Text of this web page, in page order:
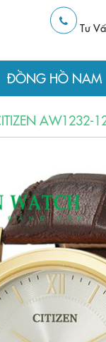
Tư
ĐỒNG HỒ NAM
AW1232-